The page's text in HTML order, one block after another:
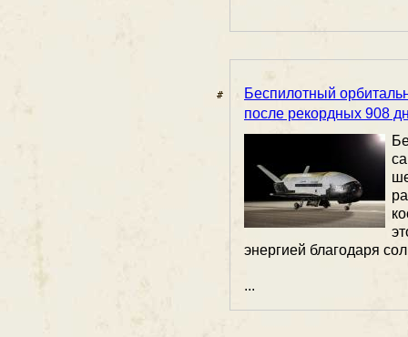
Беспилотный
после рекордных 908
энергией благодаря
...